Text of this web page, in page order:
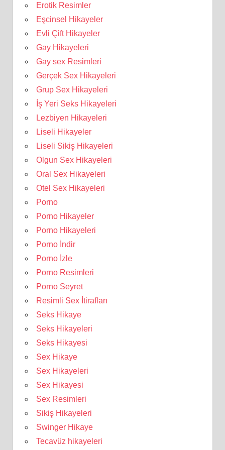
Erotik Resimler
Eşcinsel Hikayeler
Evli Çift Hikayeler
Gay Hikayeleri
Gay sex Resimleri
Gerçek Sex Hikayeleri
Grup Sex Hikayeleri
İş Yeri Seks Hikayeleri
Lezbiyen Hikayeleri
Liseli Hikayeler
Liseli Sikiş Hikayeleri
Olgun Sex Hikayeleri
Oral Sex Hikayeleri
Otel Sex Hikayeleri
Porno
Porno Hikayeler
Porno Hikayeleri
Porno İndir
Porno İzle
Porno Resimleri
Porno Seyret
Resimli Sex İtirafları
Seks Hikaye
Seks Hikayeleri
Seks Hikayesi
Sex Hikaye
Sex Hikayeleri
Sex Hikayesi
Sex Resimleri
Sikiş Hikayeleri
Swinger Hikaye
Tecavüz hikayeleri